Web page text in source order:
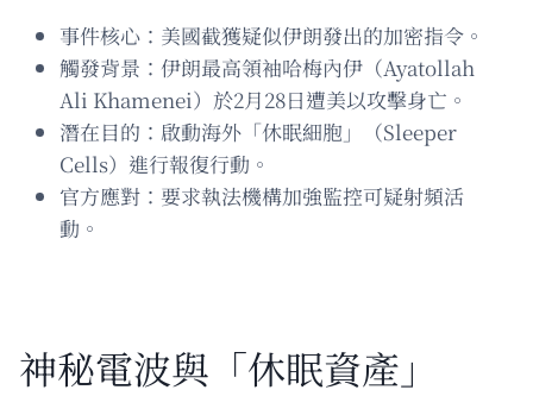
事件核心：美國截獲疑似伊朗發出的加密指令。
觸發背景：伊朗最高領袖哈梅內伊（Ayatollah
Ali Khamenei）於2月28日遭美以攻擊身亡。
潛在目的：啟動海外「休眠細胞」（Sleeper
Cells）進行報復行動。
官方應對：要求執法機構加強監控可疑射頻活
動。
神秘電波與「休眠資產」